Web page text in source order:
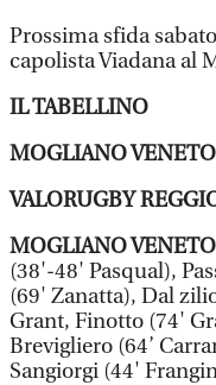
Prossima sfida
capolista Viadana al
IL TABELLINO
MOGLIANO
VALORUGBY
MOGLIANO
(38'-48' Pasqual),
(69' Zanatta), Dal
Grant, Finotto (74'
Brevigliero (64’
Sangiorgi (44'